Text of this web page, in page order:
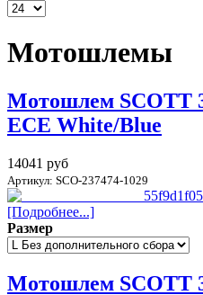
Мотошлемы
Мотошлем SCOTT
ECE White/Blue
14041 руб
Артикул: SCO-237474-1029
[Подробнее...]
Размер
Мотошлем SCOTT